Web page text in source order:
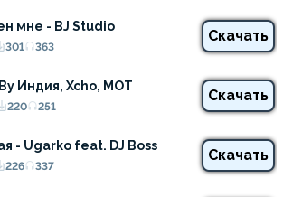
мне - BJ Studio
301 363
Скачать
Индия, Xcho, MOT
220 251
Скачать
- Ugarko feat. DJ Boss
226 337
Скачать